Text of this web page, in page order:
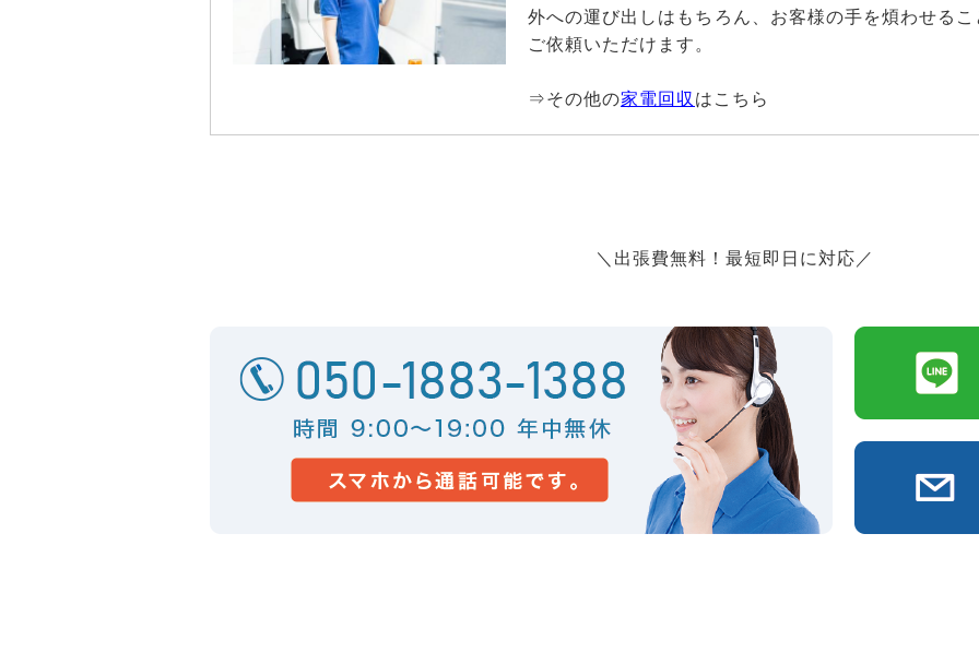
外への運び出しはもちろん、お客様の手を煩わせる
ご依頼いただけます。
⇒その他の家電回収 はこちら
＼出張費無料！最短即日に対応／